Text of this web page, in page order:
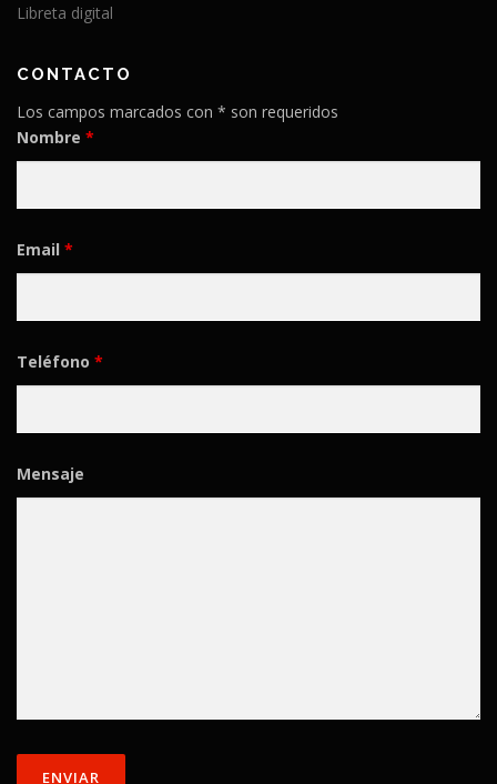
Libreta digital
CONTACTO
Los campos marcados con * son requeridos
Nombre *
Email *
Teléfono *
Mensaje